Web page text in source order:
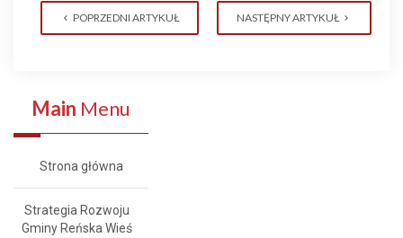
POPRZEDNI ARTYKUŁ NASTĘPNY ARTYKUŁ
Main Menu
Strona główna
Strategia Rozwoju
Gminy Reńska Wieś